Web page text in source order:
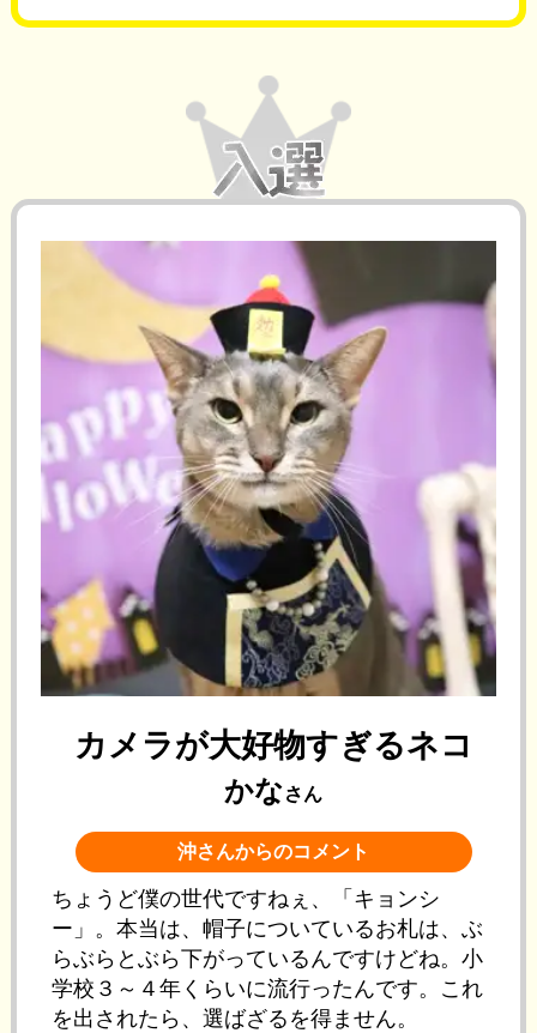
カメラが大好物すぎるネコ
かなさん
沖さんからのコメント
ちょうど僕の世代ですねぇ、「キョンシ
ー」。本当は、帽子についているお札は、ぶ
らぶらとぶら下がっているんですけどね。小
学校３～４年くらいに流行ったんです。これ
を出されたら、選ばざるを得ません。